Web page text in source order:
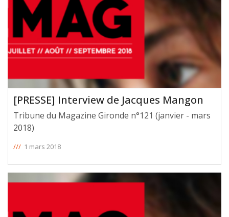
[PRESSE] Interview de Jacques Mangon
Tribune du Magazine Gironde n°121 (janvier - mars
2018)
/// 1 mars 2018